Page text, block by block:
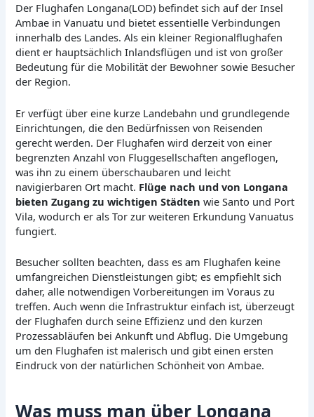
Der Flughafen Longana(LOD) befindet sich auf der Insel
Ambae in Vanuatu und bietet essentielle Verbindungen
innerhalb des Landes. Als ein kleiner Regionalflughafen
dient er hauptsächlich Inlandsflügen und ist von großer
Bedeutung für die Mobilität der Bewohner sowie Besucher
der Region.
Er verfügt über eine kurze Landebahn und grundlegende
Einrichtungen, die den Bedürfnissen von Reisenden
gerecht werden. Der Flughafen wird derzeit von einer
begrenzten Anzahl von Fluggesellschaften angeflogen,
was ihn zu einem überschaubaren und leicht
navigierbaren Ort macht. Flüge nach und von Longana
bieten Zugang zu wichtigen Städten wie Santo und Port
Vila, wodurch er als Tor zur weiteren Erkundung Vanuatus
fungiert.
Besucher sollten beachten, dass es am Flughafen keine
umfangreichen Dienstleistungen gibt; es empfiehlt sich
daher, alle notwendigen Vorbereitungen im Voraus zu
treffen. Auch wenn die Infrastruktur einfach ist, überzeugt
der Flughafen durch seine Effizienz und den kurzen
Prozessabläufen bei Ankunft und Abflug. Die Umgebung
um den Flughafen ist malerisch und gibt einen ersten
Eindruck von der natürlichen Schönheit von Ambae.
Was muss man über Longana